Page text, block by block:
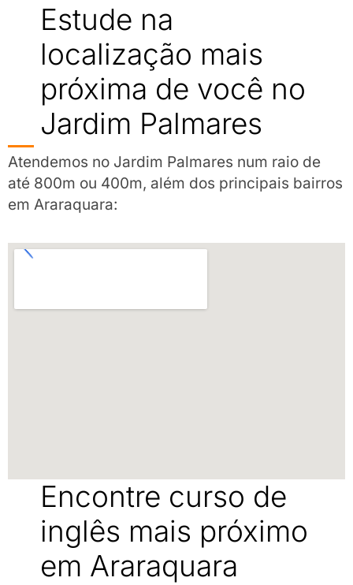
Estude na
localização mais
próxima de você no
Jardim Palmares
Atendemos no Jardim Palmares num raio de
até 800m ou 400m, além dos principais bairros
em Araraquara:
Encontre curso de
inglês mais próximo
em Araraquara